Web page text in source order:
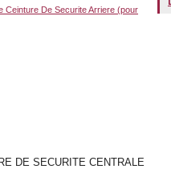
Ceinture De Securite Arriere (pour
DE SECURITE CENTRALE